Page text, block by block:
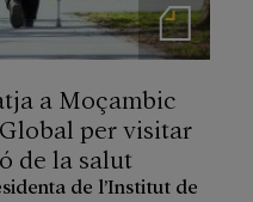
Notas de prensa
a Moçambic
per visitar
de la salut
de l’Institut de